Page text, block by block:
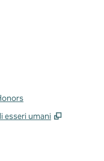
esseri umani
,